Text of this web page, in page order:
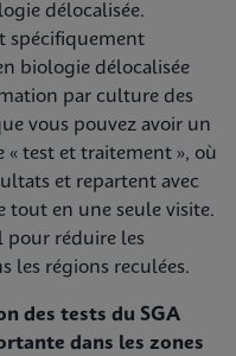
délocalisée.
spécifiquement
biologie délocalisée
par culture des
vous pouvez avoir un
« test et traitement », où
et repartent avec
tout en une seule visite.
pour réduire les
les régions reculées.
des tests du SGA
dans les zones